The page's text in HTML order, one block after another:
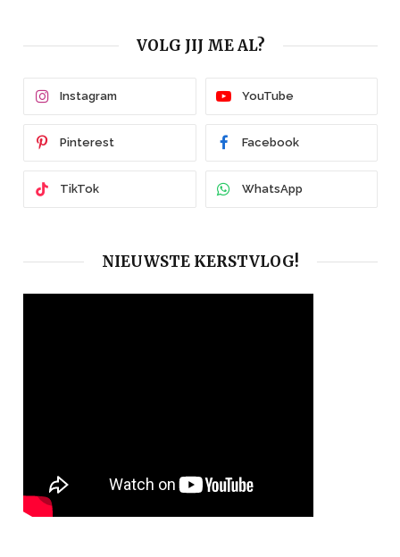
VOLG JIJ ME AL?
Instagram YouTube
Pinterest Facebook
TikTok WhatsApp
NIEUWSTE KERSTVLOG!